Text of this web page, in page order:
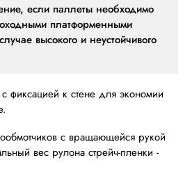
если паллеты необходимо
платформенными
высокого и неустойчивого
фиксацией к стене для экономии
с вращающейся рукой
вес рулона стрейч-пленки -